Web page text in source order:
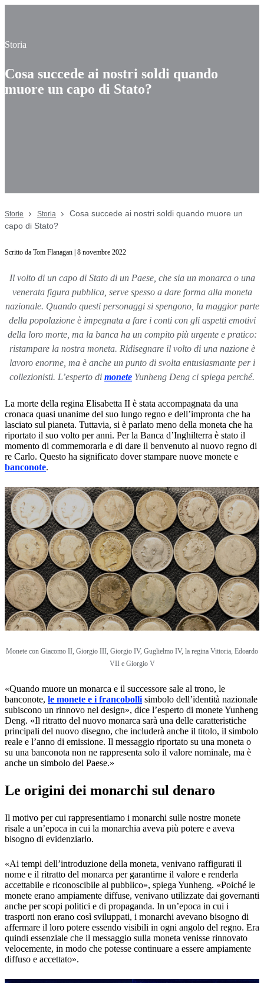
Storia
Cosa succede ai nostri soldi quando
muore un capo di Stato?
Storie Storia
Cosa succede ai nostri soldi quando muore un
capo di Stato?
Scritto da Tom Flanagan | 8 novembre 2022
Il volto di un capo di Stato di un Paese, che sia un monarca o una
venerata figura pubblica, serve spesso a dare forma alla moneta
nazionale. Quando questi personaggi si spengono, la maggior parte
della popolazione è impegnata a fare i conti con gli aspetti emotivi
della loro morte, ma la banca ha un compito più urgente e pratico:
ristampare la nostra moneta. Ridisegnare il volto di una nazione è
lavoro enorme, ma è anche un punto di svolta entusiasmante per i
collezionisti. L’esperto di monete Yunheng Deng ci spiega perché.
La morte della regina Elisabetta II è stata accompagnata da una
cronaca quasi unanime del suo lungo regno e dell’impronta che ha
lasciato sul pianeta. Tuttavia, si è parlato meno della moneta che ha
riportato il suo volto per anni. Per la Banca d’Inghilterra è stato il
momento di commemorarla e di dare il benvenuto al nuovo regno di
re Carlo. Questo ha significato dover stampare nuove monete e
banconote.
Monete con Giacomo II, Giorgio III, Giorgio IV, Guglielmo IV, la regina Vittoria, Edoardo
VII e Giorgio V
«Quando muore un monarca e il successore sale al trono, le
banconote, le monete e i francobolli simbolo dell’identità nazionale
subiscono un rinnovo nel design», dice l’esperto di monete Yunheng
Deng. «Il ritratto del nuovo monarca sarà una delle caratteristiche
principali del nuovo disegno, che includerà anche il titolo, il simbolo
reale e l’anno di emissione. Il messaggio riportato su una moneta o
su una banconota non ne rappresenta solo il valore nominale, ma è
anche un simbolo del Paese.»
Le origini dei monarchi sul denaro
Il motivo per cui rappresentiamo i monarchi sulle nostre monete
risale a un’epoca in cui la monarchia aveva più potere e aveva
bisogno di evidenziarlo.
«Ai tempi dell’introduzione della moneta, venivano raffigurati il
nome e il ritratto del monarca per garantirne il valore e renderla
accettabile e riconoscibile al pubblico», spiega Yunheng. «Poiché le
monete erano ampiamente diffuse, venivano utilizzate dai governanti
anche per scopi politici e di propaganda. In un’epoca in cui i
trasporti non erano così sviluppati, i monarchi avevano bisogno di
affermare il loro potere essendo visibili in ogni angolo del regno. Era
quindi essenziale che il messaggio sulla moneta venisse rinnovato
velocemente, in modo che potesse continuare a essere ampiamente
diffuso e accettato».